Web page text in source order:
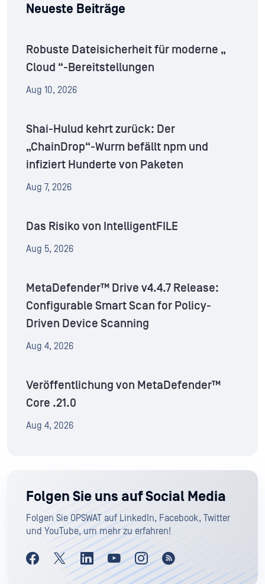
Neueste Beiträge
Robuste Dateisicherheit für moderne „
Cloud “-Bereitstellungen
Aug 10, 2026
Shai-Hulud kehrt zurück: Der
„ChainDrop“-Wurm befällt npm und
infiziert Hunderte von Paketen
Aug 7, 2026
Das Risiko von IntelligentFILE
Aug 5, 2026
MetaDefender™ Drive v4.4.7 Release:
Configurable Smart Scan for Policy-
Driven Device Scanning
Aug 4, 2026
Veröffentlichung von MetaDefender™
Core .21.0
Aug 4, 2026
Folgen Sie uns auf Social Media
Folgen Sie OPSWAT auf LinkedIn, Facebook, Twitter
und YouTube, um mehr zu erfahren!